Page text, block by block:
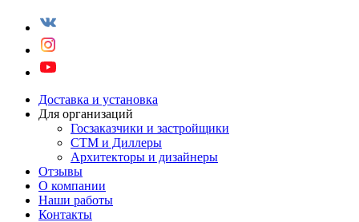
Доставка и установка
Для организаций
Госзаказчики и застройщики
СТМ и Диллеры
Архитекторы и дизайнеры
Отзывы
О компании
Наши работы
Контакты